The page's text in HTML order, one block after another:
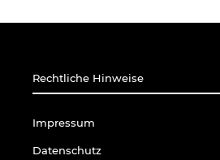
Rechtliche Hinweise
Impressum
Datenschutz